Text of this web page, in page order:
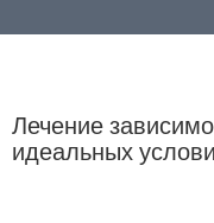
Лечение
идеальных